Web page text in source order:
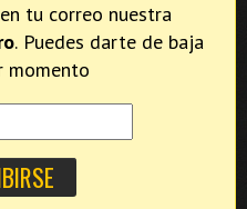
tu correo nuestra
. Puedes darte de baja
momento